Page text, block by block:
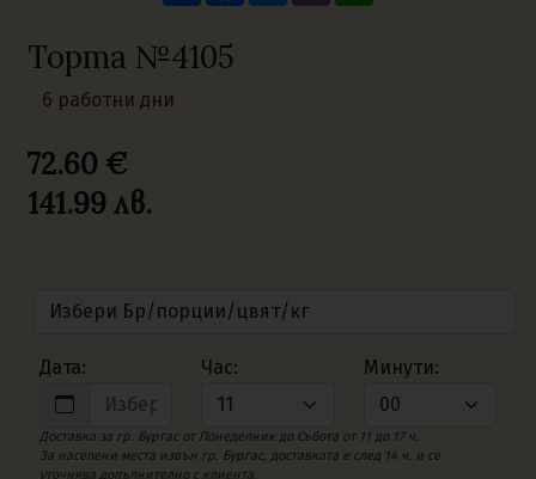
Торта №4105
6 работни дни
72.60 €
141.99 лв.
Дата: Час: Минути:
Доставка за гр. Бургас от Понеделник до Събота от 11 до 17 ч.
За населени места извън гр. Бургас, доставката е след 14 ч. и се
уточнява допълнително с клиента.